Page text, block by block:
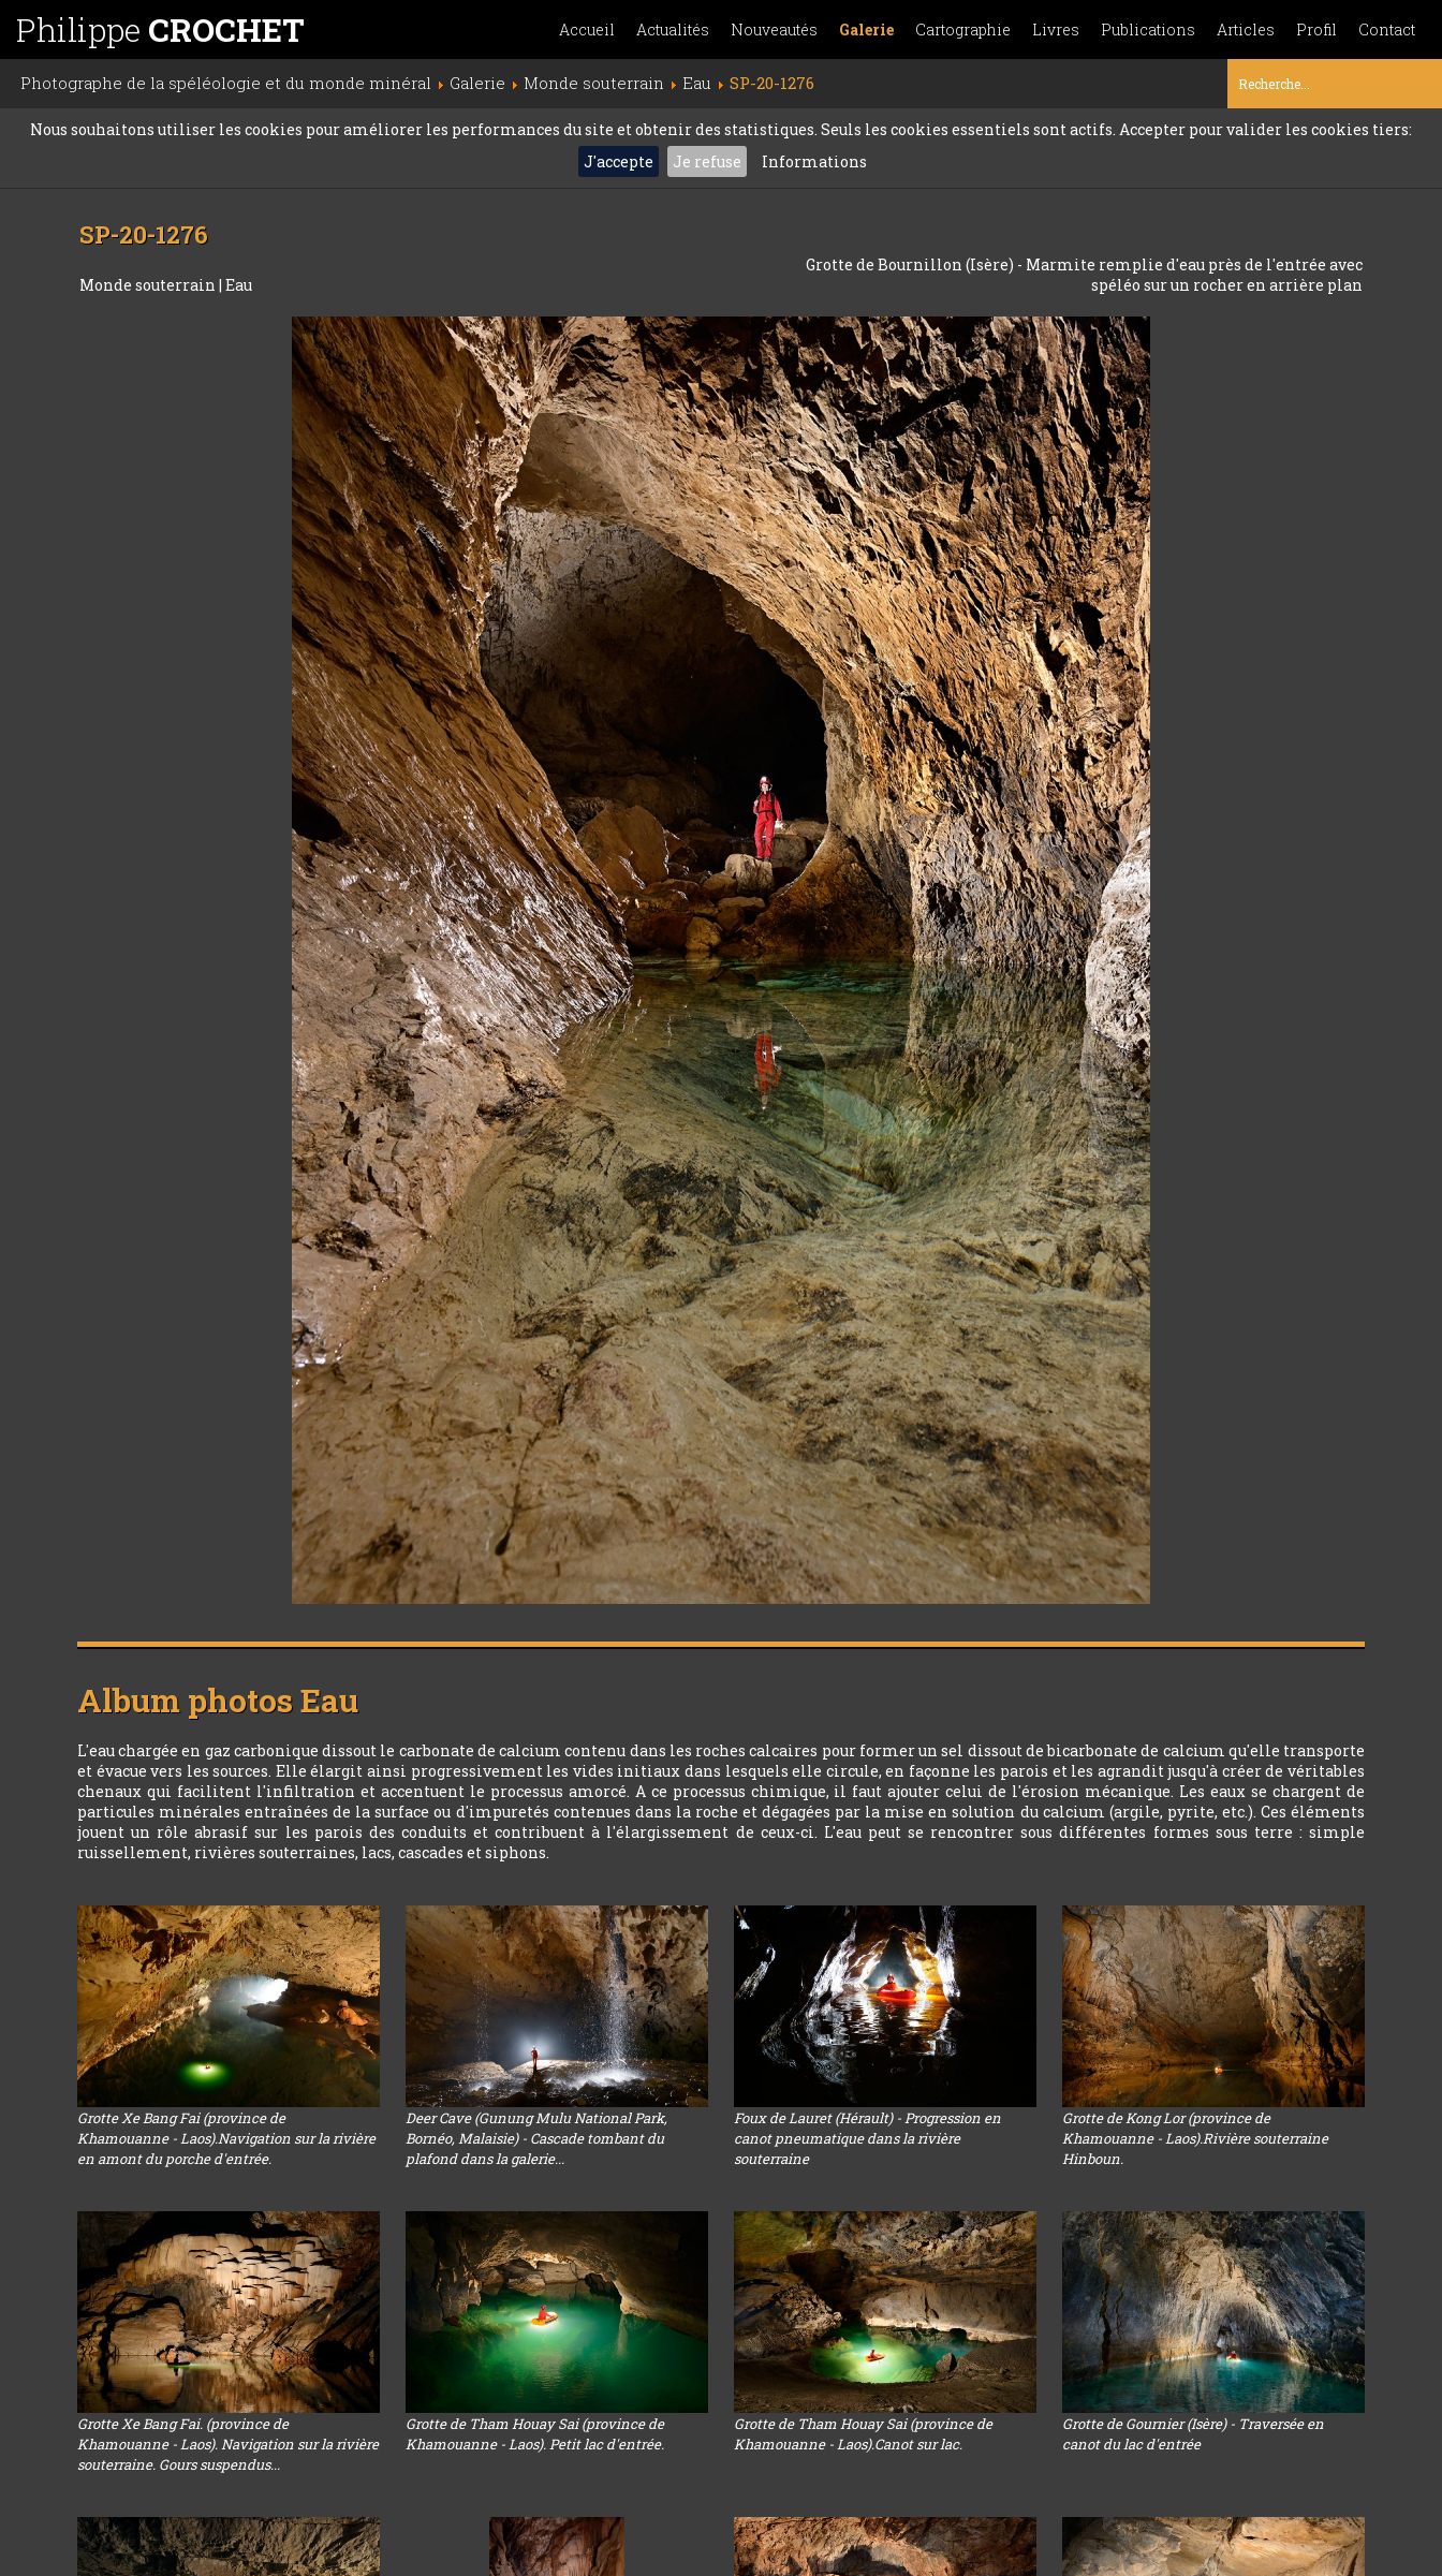
Philippe CROCHET Accueil Actualités Nouveautés Galerie Cartographie Livres Publications Articles Profil Contact
Photographe de la spéléologie et du monde minéral Galerie Monde souterrain Eau SP-20-1276
Nous souhaitons utiliser les cookies pour améliorer les performances du site et obtenir des statistiques. Seuls les cookies essentiels sont actifs. Accepter pour valider les cookies tiers:
J'accepte
Je refuse Informations
SP-20-1276
Monde souterrain|Eau
Grotte de Bournillon (Isère) - Marmite remplie d'eau près de l'entrée avec
spéléo sur un rocher en arrière plan
Album photosEau
L'eau chargée en gaz carbonique dissout le carbonate de calcium contenu dans les roches calcaires pour former un sel dissout de bicarbonate de calcium qu'elle transporte
et évacue vers les sources. Elle élargit ainsi progressivement les vides initiaux dans lesquels elle circule, en façonne les parois et les agrandit jusqu'à créer de véritables
chenaux qui facilitent l'infiltration et accentuent le processus amorcé. A ce processus chimique, il faut ajouter celui de l'érosion mécanique. Les eaux se chargent de
particules minérales entraînées de la surface ou d'impuretés contenues dans la roche et dégagées par la mise en solution du calcium (argile, pyrite, etc.). Ces éléments
jouent un rôle abrasif sur les parois des conduits et contribuent à l'élargissement de ceux-ci. L'eau peut se rencontrer sous différentes formes sous terre : simple
ruissellement, rivières souterraines, lacs, cascades et siphons.
Grotte Xe Bang Fai (province de
Khamouanne - Laos).Navigation sur la rivière
en amont du porche d'entrée.
Deer Cave (Gunung Mulu National Park,
Bornéo, Malaisie) - Cascade tombant du
plafond dans la galerie...
Foux de Lauret (Hérault) - Progression en
canot pneumatique dans la rivière
souterraine
Grotte de Kong Lor (province de
Khamouanne - Laos).Rivière souterraine
Hinboun.
Grotte Xe Bang Fai. (province de
Khamouanne - Laos). Navigation sur la rivière
souterraine. Gours suspendus...
Grotte de Tham Houay Sai (province de
Khamouanne - Laos). Petit lac d'entrée.
Grotte de Tham Houay Sai (province de
Khamouanne - Laos).Canot sur lac.
Grotte de Gournier (Isère) - Traversée en
canot du lac d'entrée